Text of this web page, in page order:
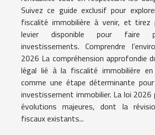
Suivez ce guide exclusif pour
fiscalité immobilière à venir, et tirez
levier disponible pour faire
investissements. Comprendre
2026 La compréhension approfondie
légal lié à la fiscalité immobilière en
comme une étape déterminante
investissement immobilier. La loi 2026
évolutions majeures, dont la
fiscaux existants...